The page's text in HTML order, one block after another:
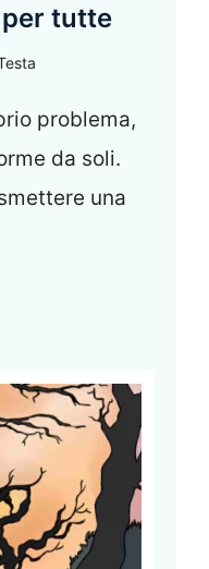
tutte
problema,
da soli.
una